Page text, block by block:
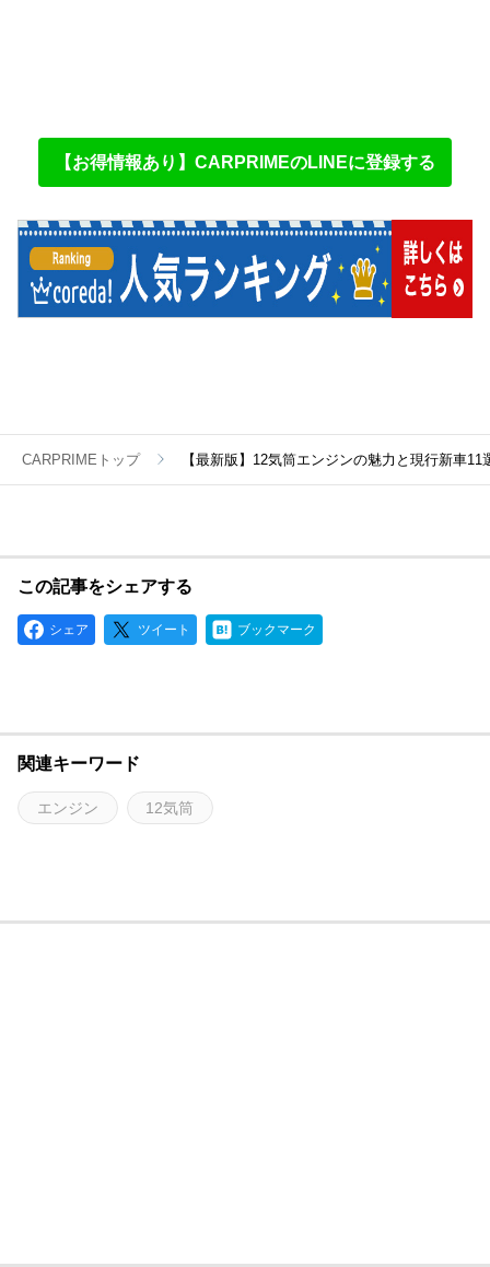
【お得情報あり】CARPRIMEのLINEに登録する
CARPRIMEトップ 【最新版】12気筒エンジンの魅力と現行新車11
この記事をシェアする
シェア ツイート ブックマーク
関連キーワード
エンジン 12気筒